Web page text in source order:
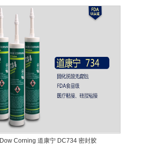
Dow Corning 道康宁 DC734 密封胶